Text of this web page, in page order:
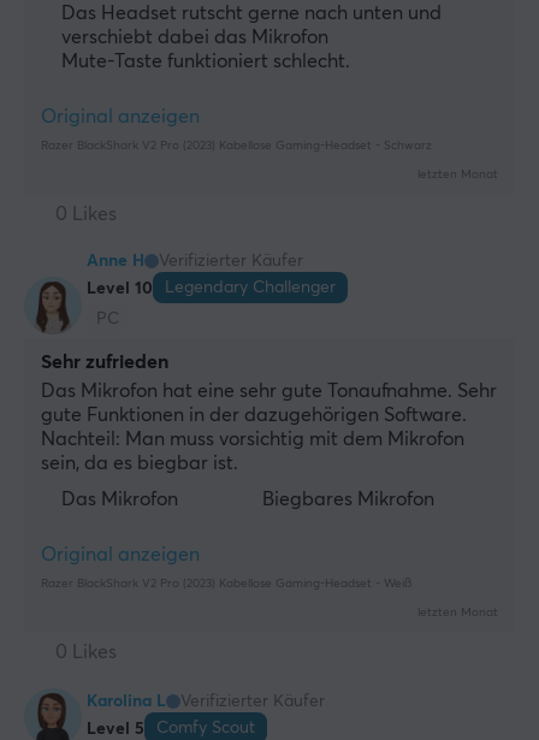
Das Headset rutscht gerne nach unten und
verschiebt dabei das Mikrofon
Mute-Taste funktioniert schlecht.
Original anzeigen
Razer BlackShark V2 Pro (2023) Kabellose Gaming-Headset - Schwarz
letzten Monat
0 Likes
Anne H
Verifizierter Käufer
Level 10
Legendary Challenger
PC
Sehr zufrieden
Das Mikrofon hat eine sehr gute Tonaufnahme. Sehr
gute Funktionen in der dazugehörigen Software.
Nachteil: Man muss vorsichtig mit dem Mikrofon
sein, da es biegbar ist.
Das Mikrofon
Biegbares Mikrofon
Original anzeigen
Razer BlackShark V2 Pro (2023) Kabellose Gaming-Headset - Weiß
letzten Monat
0 Likes
Karolina L
Verifizierter Käufer
Level 5
Comfy Scout